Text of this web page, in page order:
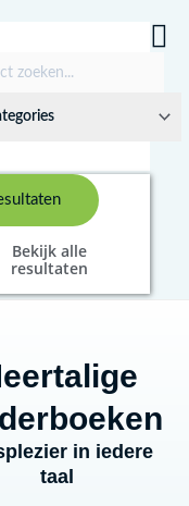
Bekijk alle
resultaten
in iedere
taal